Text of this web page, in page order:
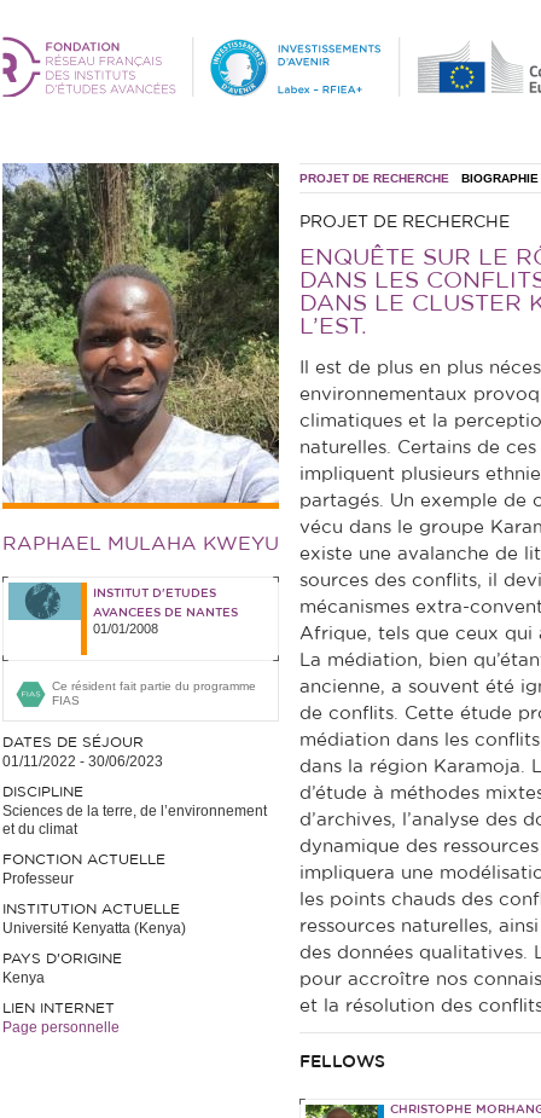
RAPHAEL MULAHA KWEYU
INSTITUT D'ETUDES
AVANCEES DE NANTES
01/01/2008
Ce résident fait partie du programme
FIAS
DATES DE SÉJOUR
01/11/2022 - 30/06/2023
DISCIPLINE
Sciences de la terre, de l’environnement
et du climat
FONCTION ACTUELLE
Professeur
INSTITUTION ACTUELLE
Université Kenyatta (Kenya)
PAYS D'ORIGINE
Kenya
LIEN INTERNET
Page personnelle
PROJET DE RECHERCHE BIOGRAPHIE
PROJET DE RECHERCHE
ENQUÊTE SUR LE
DANS LES
DANS LE CLUSTER
L’EST.
Il est de plus en plus
environnementaux
climatiques et la
naturelles. Certains de
impliquent plusieurs
partagés. Un exemple de
vécu dans le groupe
existe une avalanche de
sources des conflits, il
mécanismes extra-
Afrique, tels que ceux qui
La médiation, bien
ancienne, a souvent été
de conflits. Cette étude
médiation dans les
dans la région Karamoja.
d’étude à méthodes
d’archives, l’analyse des
dynamique des
impliquera une
les points chauds des
ressources naturelles,
des données qualitatives.
pour accroître nos
et la résolution des
FELLOWS
CHRISTOPHE